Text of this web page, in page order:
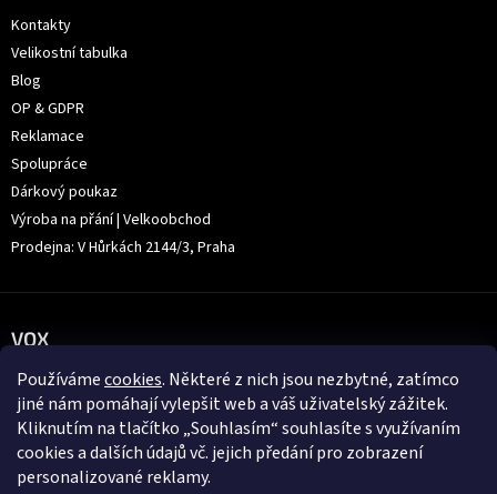
Používámecookies. Některé z nich jsou nezbytné, zatímco
jiné nám pomáhají vylepšit web a váš uživatelský zážitek.
Kliknutím na tlačítko „Souhlasím“ souhlasíte s využívaním
cookies a dalších údajů vč. jejich předání pro zobrazení
personalizované reklamy.
Kontakty
Velikostní tabulka
Blog
OP & GDPR
Reklamace
Spolupráce
Dárkový poukaz
Výroba na přání | Velkoobchod
Prodejna: V Hůrkách 2144/3, Praha
VOX